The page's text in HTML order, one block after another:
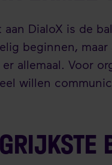
aan DialoX is de
beginnen,
allemaal. Voor
willen